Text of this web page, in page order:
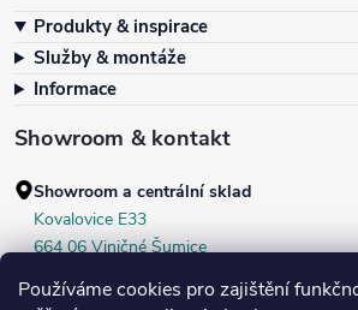
Používáme cookies pro zajištění
Produkty & inspirace
Služby & montáže
Informace
Showroom & kontakt
Showroom a centrální sklad
Kovalovice E33
664 06 Viničné Šumice